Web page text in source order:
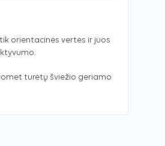
orientacinės vertės ir juos
turėtų šviežio geriamo